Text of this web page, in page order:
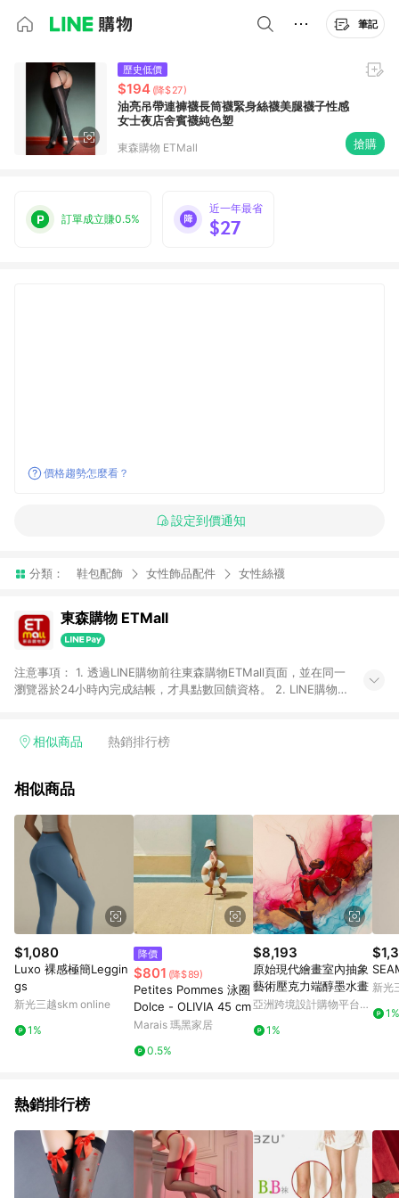
筆記
歷史低價
$194 (降$27)
油亮吊帶連褲襪長筒襪緊身絲襪美腿襪子性感
女士夜店舍賓襪純色塑
東森購物 ETMall 搶購
訂單成立賺0.5%
近一年最省
$27
價格趨勢怎麼看？
設定到價通知
分類： 鞋包配飾 女性飾品配件 女性絲襪
東森購物 ETMall
注意事項： 1. 透過LINE購物前往東森購物ETMall頁面，並在同一
瀏覽器於24小時內完成結帳，才具點數回饋資格。 2. LINE購物
單，皆不在點數回饋範圍內。 3. 如購買以下類別商品，將無法獲
球嚴選、商城、專案商品、「草莓網」全館商品。 4. 如取消訂
回饋。 5. 點數回饋會扣除所有折扣優惠後之最終發票金額計算，
實際回饋請依LINE購物通知為主。 6. 訂單如有使用東森購物
ETMall站內之折扣優惠(包含但不限於東森幣、樂透金、東森現金
券等)，不具點數回饋資格。詳細請依東森購物ETMall之結帳頁面
顯示為準。 7. LINE購物設有「單一商品最高回饋點數」機制(特
殊活動時開放「回饋無上限」)，以同一訂單中同一商品不論件數
計算，並依訂單成立時間當下LINE購物所設定的回饋機制為準。
8. LINE購物為購物資訊整合性平台，商品資料更新會有時間差，
如顯示之商品規格、顏色、價位、贈品與東森購物ETMall銷售網
頁不符，以銷售網頁標示為準。 9. 若有贈點爭議，請務必於訂單
日期+180天以內至LINE購物客服洽詢；若超過180天(含)以上進
行申訴，恕無法贈點回饋。 10. 部分點數紅包僅限指定商品使
用，或不適用於無回饋商品。各點數紅包之適用商品與使用條件
請依點數紅包頁面規則為準。
相似商品 熱銷排行榜
相似商品
$1,080
Luxo 裸感極簡Leggin
gs
新光三越skm online
1%
降價
$801 (降$89)
Petites Pommes 泳圈
Dolce - OLIVIA 45 cm
Marais 瑪黑家居
0.5%
$8,193
原始現代繪畫室內抽象
藝術壓克力端醇墨水畫
亞洲跨境設計購物平台
1%
新光
1%
熱銷排行榜